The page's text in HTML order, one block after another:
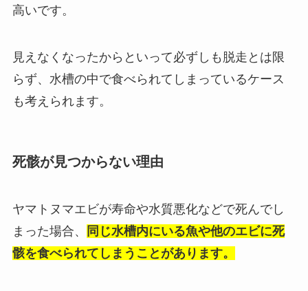
高いです。
見えなくなったからといって必ずしも脱走とは限
らず、水槽の中で食べられてしまっているケース
も考えられます。
死骸が見つからない理由
ヤマトヌマエビが寿命や水質悪化などで死んでし
まった場合、
同じ水槽内にいる魚や他のエビに死
骸を食べられてしまうことがあります。